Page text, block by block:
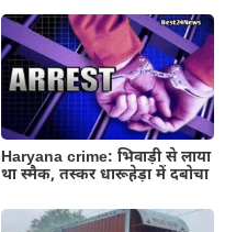
Haryana crime: भिवाड़ी से लाया
था स्मैक, तस्कर धारूहेड़ा में दबोचा